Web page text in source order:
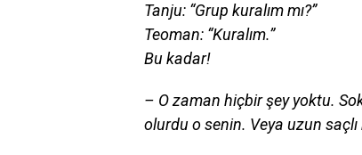
Tanju: “Grup kuralım mı?”
Teoman: “Kuralım.”
Bu kadar!
– O zaman hiçbir şey yoktu.
olurdu o senin. Veya uzun